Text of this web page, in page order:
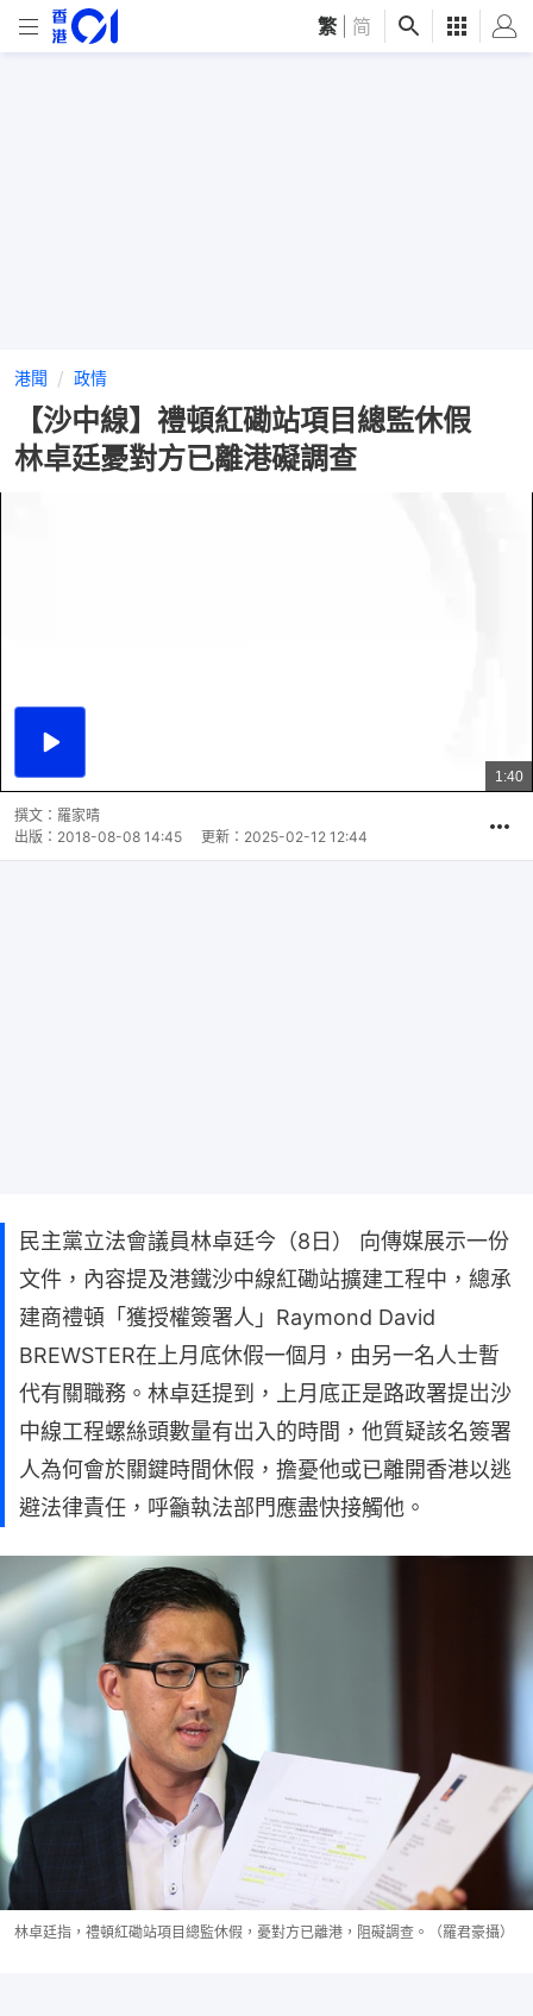
繁 简
港聞 政情
【沙中線】禮頓紅磡站項目總監休假
林卓廷憂對方已離港礙調查
播
總
共
1:40
撰文： 羅家晴
出版： 2018-08-08 14:45 更新： 2025-02-12 12:44
民主黨立法會議員林卓廷今（8日） 向傳媒展示一份
文件，內容提及港鐵沙中線紅磡站擴建工程中，總承
建商禮頓「獲授權簽署人」Raymond David
BREWSTER在上月底休假一個月，由另一名人士暫
代有關職務。林卓廷提到，上月底正是路政署提岀沙
中線工程螺絲頭數量有岀入的時間，他質疑該名簽署
人為何會於關鍵時間休假，擔憂他或已離開香港以逃
避法律責任，呼籲執法部門應盡快接觸他。
林卓廷指，禮頓紅磡站項目總監休假，憂對方已離港，阻礙調查。（羅君豪攝）